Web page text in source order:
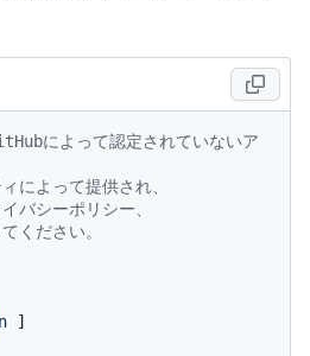
によって認定されていないア
によって提供され、
バシーポリシー、
ください。
]